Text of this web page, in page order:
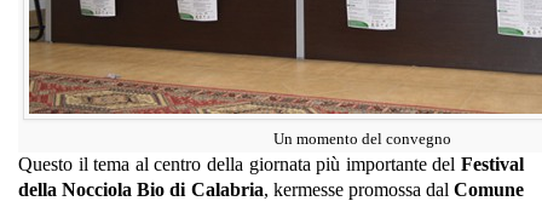
Un momento del convegno
Questo il tema al centro della giornata più importante del Festival
della Nocciola Bio di Calabria, kermesse promossa dal Comune